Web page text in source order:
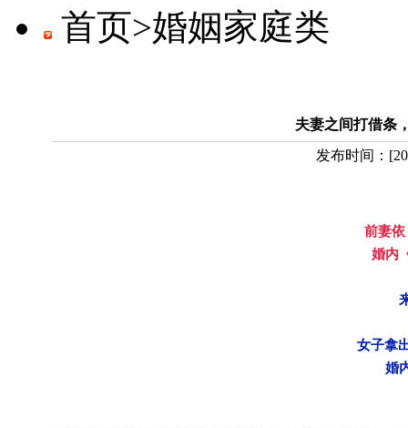
首页>婚姻家庭类
夫妻之间打借条
发布时间： [
前妻
婚内
女子拿
婚